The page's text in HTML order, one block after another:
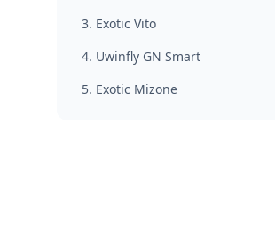
3. Exotic Vito
4. Uwinfly GN Smart
5. Exotic Mizone